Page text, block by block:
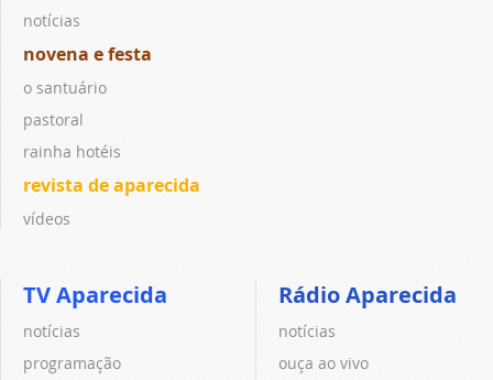
notícias
novena e festa
o santuário
pastoral
rainha hotéis
revista de aparecida
vídeos
TV Aparecida
notícias
programação
Rádio Aparecida
notícias
ouça ao vivo